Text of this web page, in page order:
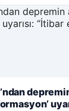
daha